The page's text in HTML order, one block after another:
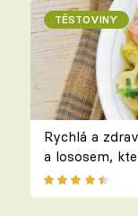
TĚSTOVINY
Rychlá a
a lososem,